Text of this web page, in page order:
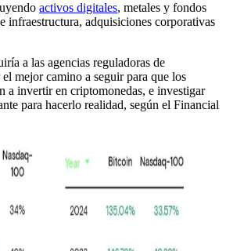
activos digitales, metales y fondos
infraestructura, adquisiciones corporativas
a las agencias reguladoras de
mejor camino a seguir para que los
a invertir en criptomonedas, e investigar
para hacerlo realidad, según el Financial